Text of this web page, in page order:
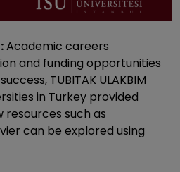
Academic careers
and funding opportunities
TUBITAK ULAKBIM
in Turkey provided
resources such as
can be explored using